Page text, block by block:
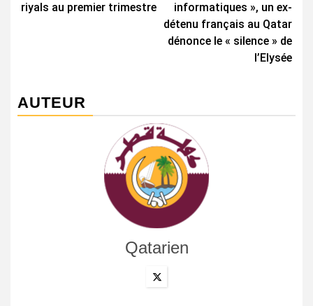
riyals au premier trimestre
informatiques », un ex-
détenu français au Qatar
dénonce le « silence » de
l’Elysée
AUTEUR
Qatarien